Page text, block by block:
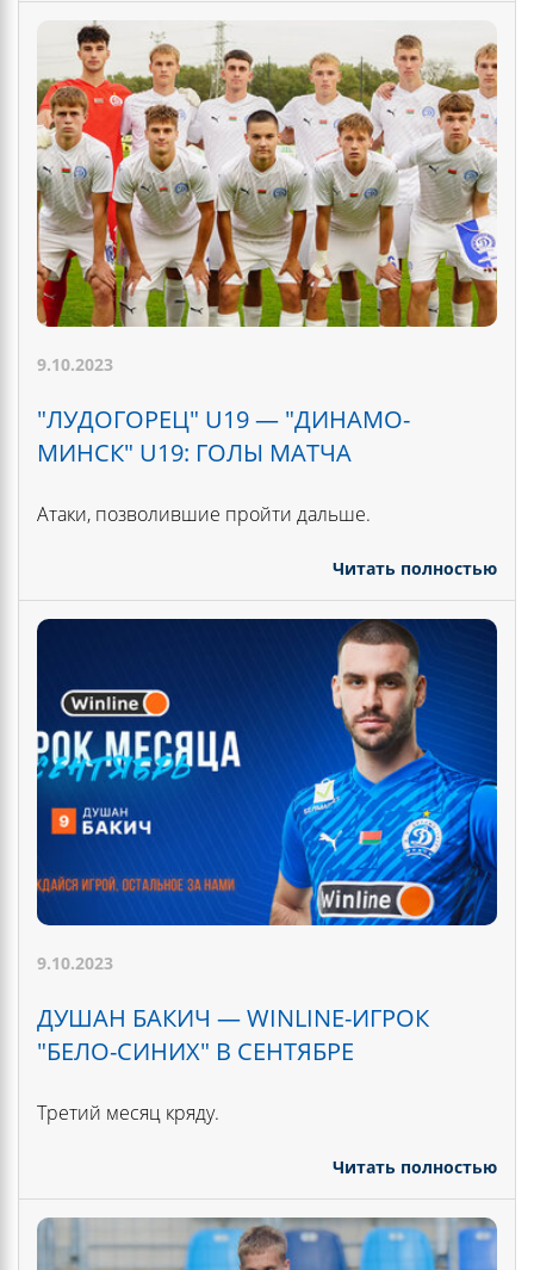
9.10.2023
"ЛУДОГОРЕЦ" U19 — "ДИНАМО-
МИНСК" U19: ГОЛЫ МАТЧА
Атаки, позволившие пройти дальше.
Читать полностью
9.10.2023
ДУШАН БАКИЧ — WINLINE-ИГРОК
"БЕЛО-СИНИХ" В СЕНТЯБРЕ
Третий месяц кряду.
Читать полностью